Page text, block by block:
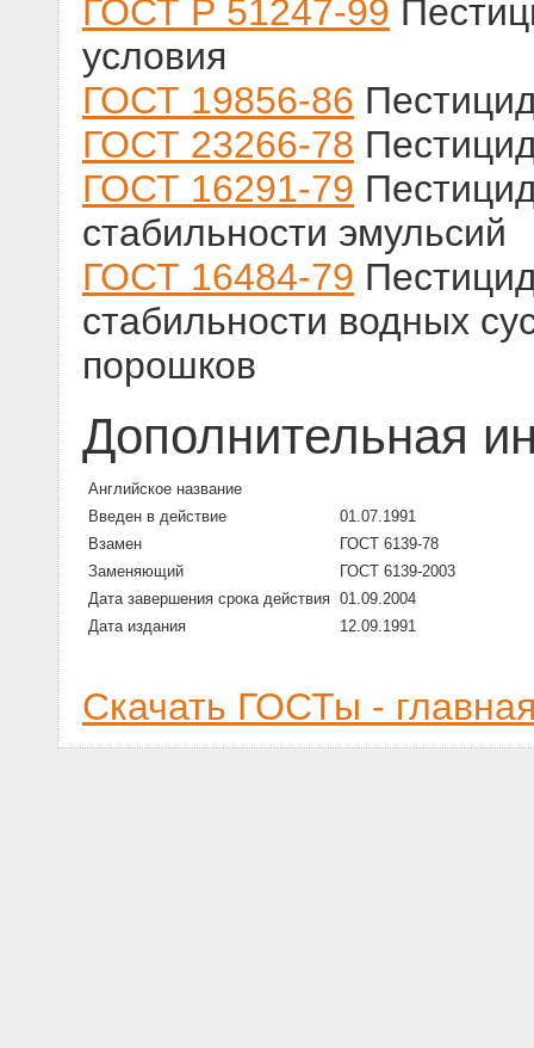
ГОСТ Р 51247-99
условия
ГОСТ 19856-86
ГОСТ 23266-78
ГОСТ 16291-79
стабильности эмульсий
ГОСТ 16484-79
стабильности водных
порошков
Дополнительная
Английское название
Введен в действие
01.07.1991
Взамен
ГОСТ 6139-78
Заменяющий
ГОСТ 6139-2003
Дата завершения срока действия 01.09.2004
Дата издания
12.09.1991
Скачать ГОСТы -